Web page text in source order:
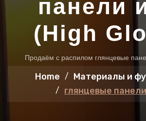
панели
(High
Продаём с распилом глянцевые
Home
Материалы и
глянцевые